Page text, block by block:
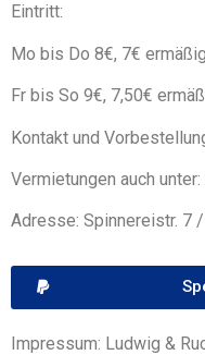
Eintritt:
Mo bis Do 8€, 7€
Fr bis So 9€, 7,50€
Kontakt und
Vermietungen auch
Adresse: Spinnereistr. 7
Impressum: Ludwig &